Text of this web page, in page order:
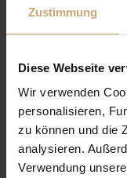
Zustimmung
Diese Webseite
Wir verwenden
personalisieren,
zu können und die
analysieren.
Verwendung
IL Y A 5 MOIS — MESSE
Ducerf
2026